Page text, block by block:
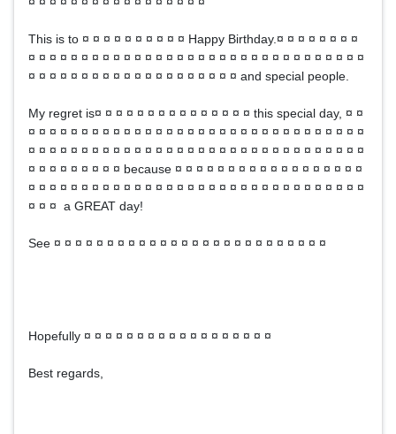
This is to ¤ ¤ ¤ ¤ ¤ ¤ ¤ ¤ ¤ ¤ Happy Birthday.¤ ¤ ¤ ¤ ¤ ¤ ¤ ¤
¤ ¤ ¤ ¤ ¤ ¤ ¤ ¤ ¤ ¤ ¤ ¤ ¤ ¤ ¤ ¤ ¤ ¤ ¤ ¤ ¤ ¤ ¤ ¤ ¤ ¤ ¤ ¤ ¤ ¤ ¤ ¤
¤ ¤ ¤ ¤ ¤ ¤ ¤ ¤ ¤ ¤ ¤ ¤ ¤ ¤ ¤ ¤ ¤ ¤ ¤ ¤ and special people.
My regret is¤ ¤ ¤ ¤ ¤ ¤ ¤ ¤ ¤ ¤ ¤ ¤ ¤ ¤ ¤ this special day, ¤ ¤
¤ ¤ ¤ ¤ ¤ ¤ ¤ ¤ ¤ ¤ ¤ ¤ ¤ ¤ ¤ ¤ ¤ ¤ ¤ ¤ ¤ ¤ ¤ ¤ ¤ ¤ ¤ ¤ ¤ ¤ ¤ ¤
¤ ¤ ¤ ¤ ¤ ¤ ¤ ¤ ¤ ¤ ¤ ¤ ¤ ¤ ¤ ¤ ¤ ¤ ¤ ¤ ¤ ¤ ¤ ¤ ¤ ¤ ¤ ¤ ¤ ¤ ¤ ¤
¤ ¤ ¤ ¤ ¤ ¤ ¤ ¤ ¤ because ¤ ¤ ¤ ¤ ¤ ¤ ¤ ¤ ¤ ¤ ¤ ¤ ¤ ¤ ¤ ¤ ¤ ¤
¤ ¤ ¤ ¤ ¤ ¤ ¤ ¤ ¤ ¤ ¤ ¤ ¤ ¤ ¤ ¤ ¤ ¤ ¤ ¤ ¤ ¤ ¤ ¤ ¤ ¤ ¤ ¤ ¤ ¤ ¤ ¤
¤ ¤ ¤ a GREAT day!
See ¤ ¤ ¤ ¤ ¤ ¤ ¤ ¤ ¤ ¤ ¤ ¤ ¤ ¤ ¤ ¤ ¤ ¤ ¤ ¤ ¤ ¤ ¤ ¤ ¤ ¤
Hopefully ¤ ¤ ¤ ¤ ¤ ¤ ¤ ¤ ¤ ¤ ¤ ¤ ¤ ¤ ¤ ¤ ¤ ¤
Best regards,